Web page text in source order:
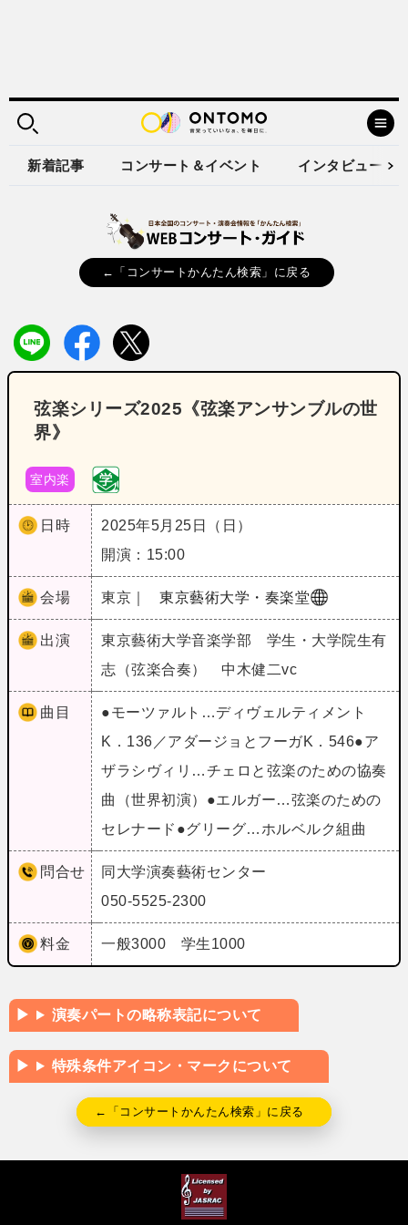
新着記事 コンサート＆イベント インタビュー
←「コンサートかんたん検索」に戻る
弦楽シリーズ2025《弦楽アンサンブルの世
界》
室内楽
日時
2025年5月25日（日）
開演：15:00
会場 東京｜ 東京藝術大学・奏楽堂
出演
東京藝術大学音楽学部 学生・大学院生有
志（弦楽合奏） 中木健二vc
曲目
●モーツァルト…ディヴェルティメント
K．136／アダージョとフーガK．546●ア
ザラシヴィリ…チェロと弦楽のための協奏
曲（世界初演）●エルガー…弦楽のための
セレナード●グリーグ…ホルベルク組曲
問合せ
同大学演奏藝術センター
050-5525-2300
料金 一般3000 学生1000
演奏パートの略称表記について
特殊条件アイコン・マークについて
←「コンサートかんたん検索」に戻る